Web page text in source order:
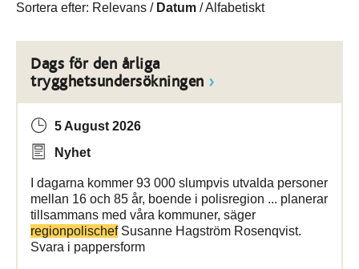
Sortera efter: Relevans / Datum /Alfabetiskt
Dags för den årliga
trygghetsundersökningen
5 August 2026
Nyhet
I dagarna kommer 93 000 slumpvis utvalda personer
mellan 16 och 85 år, boende i polisregion ... planerar
tillsammans med våra kommuner, säger
regionpolischefSusanne Hagström Rosenqvist.
Svara i pappersform